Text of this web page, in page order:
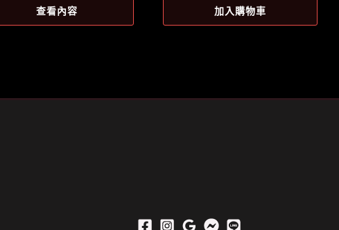
NT$899。
價
格：
NT$896。
查看內容 加入購物車